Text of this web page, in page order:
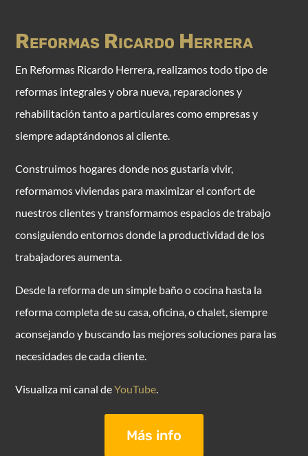
Reformas Ricardo Herrera
En Reformas Ricardo Herrera, realizamos todo tipo de
reformas integrales y obra nueva, reparaciones y
rehabilitación tanto a particulares como empresas y
siempre adaptándonos al cliente.
Construimos hogares donde nos gustaría vivir,
reformamos viviendas para maximizar el confort de
nuestros clientes y transformamos espacios de trabajo
consiguiendo entornos donde la productividad de los
trabajadores aumenta.
Desde la reforma de un simple baño o cocina hasta la
reforma completa de su casa, oficina, o chalet, siempre
aconsejando y buscando las mejores soluciones para las
necesidades de cada cliente.
Visualiza mi canal deYouTube
Más info